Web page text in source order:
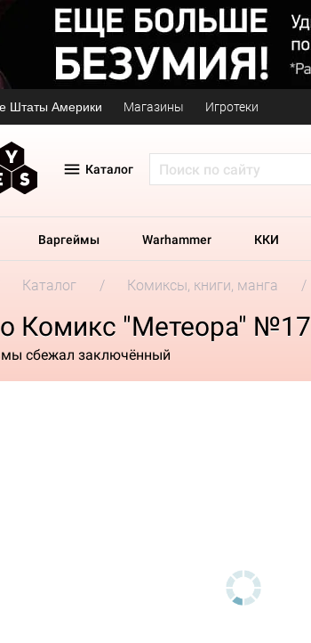
Штаты Америки Магазины Игротеки
Каталог
Варгеймы Warhammer ККИ
Каталог Комиксы, книги, манга
Комикс "Метеора" №17
сбежал заключённый